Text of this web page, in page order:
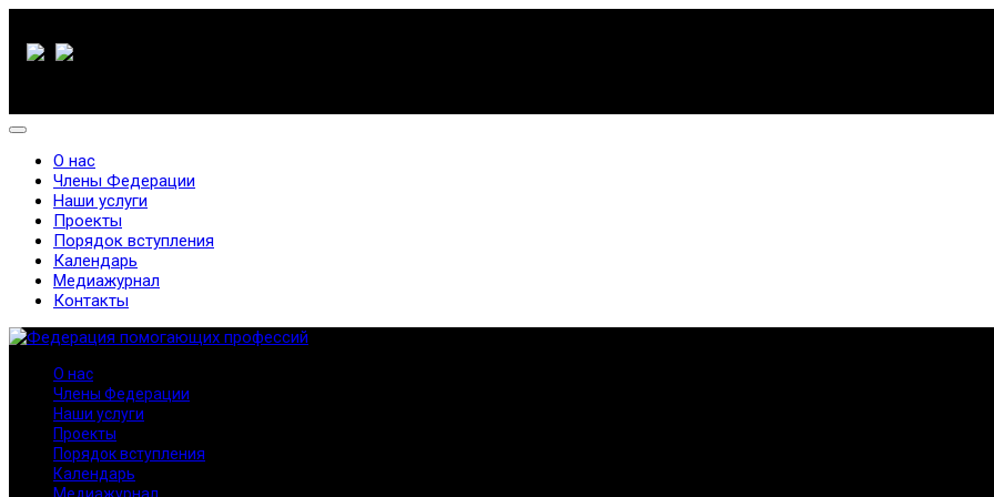
О нас
Члены Федерации
Наши услуги
Проекты
Порядок вступления
Календарь
Медиажурнал
Контакты
О нас
Члены Федерации
Наши услуги
Проекты
Порядок вступления
Календарь